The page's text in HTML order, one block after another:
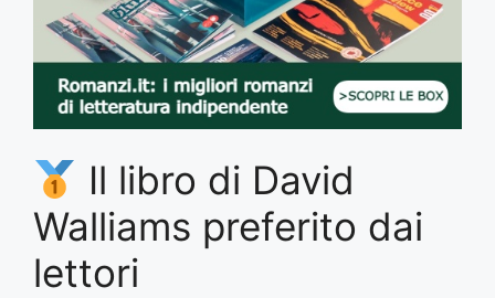
Il libro di David
Walliams preferito dai
lettori